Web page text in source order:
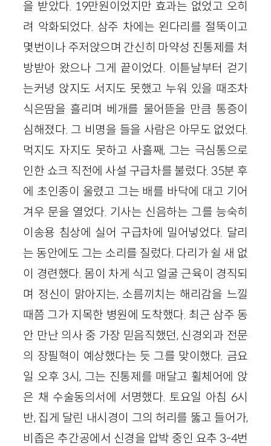
을 받았다. 19만원이었지만 효과는 없었고 오히
려 악화되었다. 삼주 차에는 왼다리를 절뚝이고
몇번이나 주저앉으며 간신히 마약성 진통제를 처
방받아 왔으나 그게 끝이었다. 이튿날부터 걷기
는커녕 앉지도 서지도 못했고 누워 있을 때조차
식은땀을 흘리며 베개를 물어뜯을 만큼 통증이
심해졌다. 그 비명을 들을 사람은 아무도 없었다.
먹지도 자지도 못하고 사흘째, 그는 극심통으로
인한 쇼크 직전에 사설 구급차를 불렀다. 35분 후
에 초인종이 울렸고 그는 배를 바닥에 대고 기어
겨우 문을 열었다. 기사는 신음하는 그를 능숙히
이송용 침상에 실어 구급차에 밀어넣었다. 달리
는 동안에도 그는 소리를 질렀다. 다리가 쉴 새 없
이 경련했다. 몸이 차게 식고 얼굴 근육이 경직되
며 정신이 맑아지는, 소름끼치는 해리감을 느낄
때쯤 그가 지목한 병원에 도착했다. 최근 삼주 동
안 만난 의사 중 가장 믿음직했던, 신경외과 전문
의 장필혁이 예상했다는 듯 그를 맞이했다. 금요
일 오후 3시, 그는 진통제를 매달고 휠체어에 앉
은 채 수술동의서에 서명했다. 토요일 아침 6시
반, 집게 달린 내시경이 그의 허리를 뚫고 들어가,
비좁은 추간공에서 신경을 압박 중인 요추 3-4번